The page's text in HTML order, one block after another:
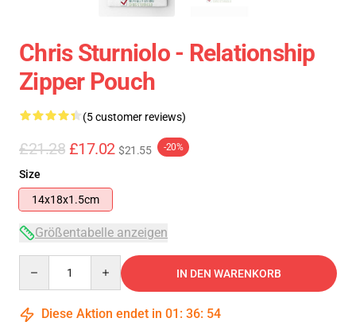
Chris Sturniolo - Relationship
Zipper Pouch
(5 customer reviews)
£21.28 £17.02 $21.55 -20%
Size
14x18x1.5cm
Größentabelle anzeigen
IN DEN WARENKORB
Diese Aktion endet in 01 : 36: 53